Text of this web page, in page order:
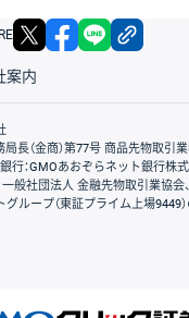
X facebook
案内
ついて
長（金商）第77号 商品先物取引
行：GMOあおぞらネット銀行株
一般社団法人 金融先物取引業協
ループ（東証プライム上場9449）